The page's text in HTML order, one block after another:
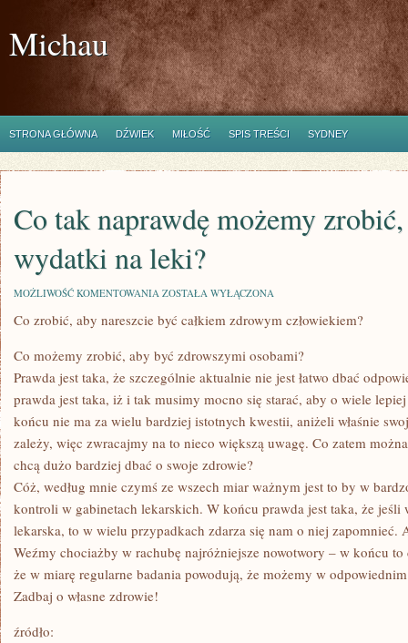
Michau
STRONA GŁÓWNA DŹWIEK MIŁOŚĆ SPIS TREŚCI SYDNEY
Co tak naprawdę możemy
wydatki na leki?
MOŻLIWOŚĆ KOMENTOWANIA CO
NAPRAWDĘ
MOŻEMY
ABY
ZMNIEJSZYĆ
WYDATKI
NA
LEKI?
ZOSTAŁA WYŁĄCZONA
Co zrobić, aby nareszcie być całkiem zdrowym człowiekiem?
Co możemy zrobić, aby być zdrowszymi osobami?
Prawda jest taka, że szczególnie aktualnie nie jest łatwo dbać
prawda jest taka, iż i tak musimy mocno się starać, aby o wiele
końcu nie ma za wielu bardziej istotnych kwestii, aniżeli właśnie
zależy, więc zwracajmy na to nieco większą uwagę. Co zatem
chcą dużo bardziej dbać o swoje zdrowie?
Cóż, według mnie czymś ze wszech miar ważnym jest to by w
kontroli w gabinetach lekarskich. W końcu prawda jest taka, że jeśli
lekarska, to w wielu przypadkach zdarza się nam o niej zapomnieć.
Weźmy chociażby w rachubę najróżniejsze nowotwory – w końcu
że w miarę regularne badania powodują, że możemy w
Zadbaj o własne zdrowie!
źródło: